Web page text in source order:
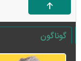
گوناگون